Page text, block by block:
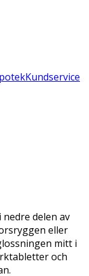
Kundservice
delen av
eller
mitt i
och